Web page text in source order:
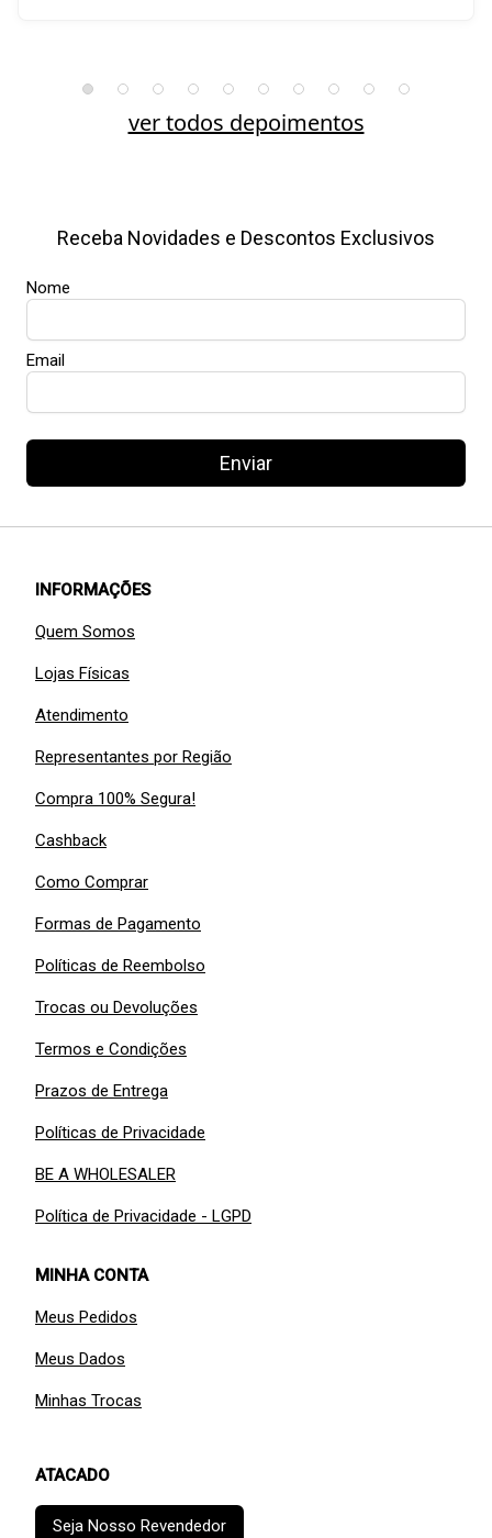
ver todos depoimentos
Receba Novidades e Descontos Exclusivos
Nome
Email
Enviar
INFORMAÇÕES
Quem Somos
Lojas Físicas
Atendimento
Representantes por Região
Compra 100% Segura!
Cashback
Como Comprar
Formas de Pagamento
Políticas de Reembolso
Trocas ou Devoluções
Termos e Condições
Prazos de Entrega
Políticas de Privacidade
BE A WHOLESALER
Política de Privacidade - LGPD
MINHA CONTA
Meus Pedidos
Meus Dados
Minhas Trocas
ATACADO
Seja Nosso Revendedor